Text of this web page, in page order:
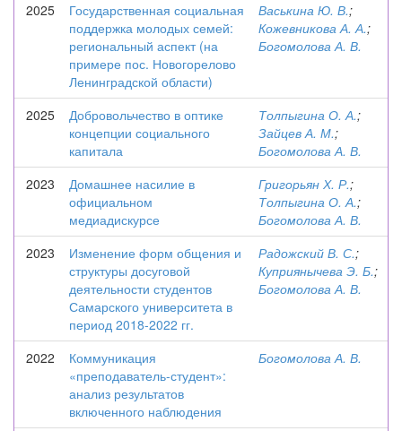
2025
Государственная социальная
поддержка молодых семей:
региональный аспект (на
примере пос. Новогорелово
Ленинградской области)
Васькина Ю. В.;
Кожевникова А. А.;
Богомолова А. В.
2025
Добровольчество в оптике
концепции социального
капитала
Толпыгина О. А.;
Зайцев А. М.;
Богомолова А. В.
2023
Домашнее насилие в
официальном
медиадискурсе
Григорьян Х. Р.;
Толпыгина О. А.;
Богомолова А. В.
2023
Изменение форм общения и
структуры досуговой
деятельности студентов
Самарского университета в
период 2018-2022 гг.
Радожский В. С.;
Куприянычева Э. Б.;
Богомолова А. В.
2022
Коммуникация
«преподаватель-студент»:
анализ результатов
включенного наблюдения
Богомолова А. В.